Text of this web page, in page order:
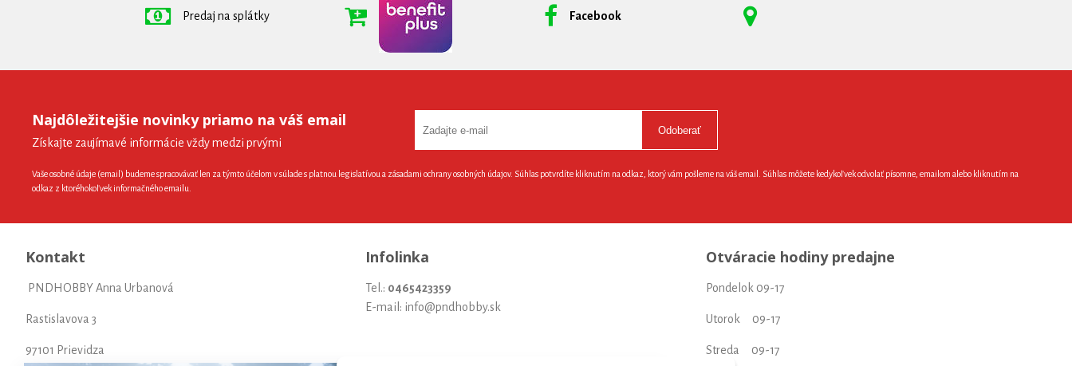
Predaj na splátky Facebook
Najdôležitejšie novinky priamo na váš email
Získajte zaujímavé informácie vždy medzi prvými
Odoberať
Vaše osobné údaje (email) budeme spracovávať len za týmto účelom v súlade s platnou legislatívou a zásadami ochrany osobných údajov. Súhlas potvrdíte kliknutím na odkaz, ktorý vám pošleme na váš email. Súhlas môžete kedykoľvek odvolať písomne, emailom alebo kliknutím na
odkaz z ktoréhokoľvek informačného emailu.
Kontakt
PNDHOBBY Anna Urbanová
Rastislavova 3
97101 Prievidza
Infolinka
Tel.: 0465423359
E-mail: info@pndhobby.sk
Otváracie hodiny predajne
Pondelok 09-17
Utorok 09-17
Streda 09-17